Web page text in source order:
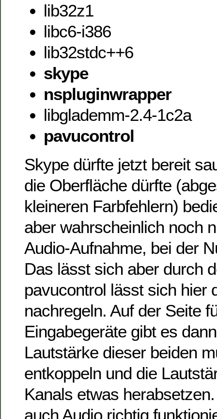
lib32z1
libc6-i386
lib32stdc++6
skype
nspluginwrapper
libglademm-2.4-1c2a
pavucontrol
Skype dürfte jetzt bereit
die Oberfläche dürfte
kleineren Farbfehlern)
aber wahrscheinlich noch
Audio-Aufnahme, bei der
Das lässt sich aber durch
pavucontrol lässt sich hier
nachregeln. Auf der Seite
Eingabegeräte gibt es
Lautstärke dieser beiden
entkoppeln und die
Kanals etwas
auch Audio richtig